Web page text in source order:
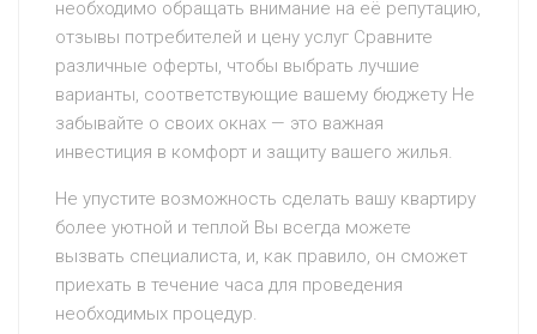
необходимо обращать внимание на её репутацию,
отзывы потребителей и цену услуг Сравните
различные оферты, чтобы выбрать лучшие
варианты, соответствующие вашему бюджету Не
забывайте о своих окнах — это важная
инвестиция в комфорт и защиту вашего жилья.
Не упустите возможность сделать вашу квартиру
более уютной и теплой Вы всегда можете
вызвать специалиста, и, как правило, он сможет
приехать в течение часа для проведения
необходимых процедур.